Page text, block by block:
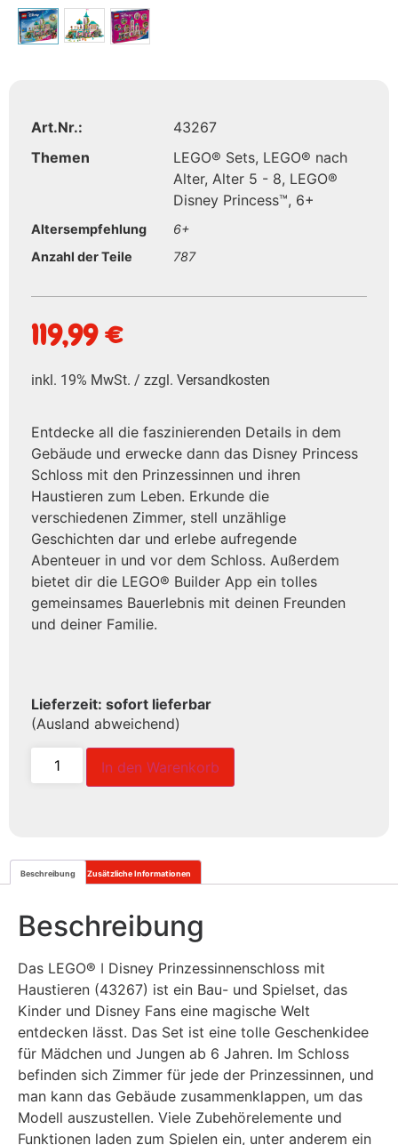
Art.Nr.:
43267
Themen
LEGO® Sets, LEGO® nach
Alter, Alter 5 - 8, LEGO®
Disney Princess™, 6+
Altersempfehlung
6+
Anzahl der Teile
787
119,99€
inkl. 19% MwSt. / zzgl. Versandkosten
Entdecke all die faszinierenden Details in dem
Gebäude und erwecke dann das Disney Princess
Schloss mit den Prinzessinnen und ihren
Haustieren zum Leben. Erkunde die
verschiedenen Zimmer, stell unzählige
Geschichten dar und erlebe aufregende
Abenteuer in und vor dem Schloss. Außerdem
bietet dir die LEGO® Builder App ein tolles
gemeinsames Bauerlebnis mit deinen Freunden
und deiner Familie.
Lieferzeit: sofort lieferbar
(Ausland abweichend)
In den Warenkorb
Beschreibung Zusätzliche Informationen
Beschreibung
Das LEGO® ǀ Disney Prinzessinnenschloss mit
Haustieren (43267) ist ein Bau- und Spielset, das
Kinder und Disney Fans eine magische Welt
entdecken lässt. Das Set ist eine tolle Geschenkidee
für Mädchen und Jungen ab 6 Jahren. Im Schloss
befinden sich Zimmer für jede der Prinzessinnen, und
man kann das Gebäude zusammenklappen, um das
Modell auszustellen. Viele Zubehörelemente und
Funktionen laden zum Spielen ein, unter anderem ein